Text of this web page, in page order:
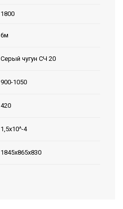
1800
6м
Серый чугун СЧ 20
900-1050
420
1,5х10^-4
1845х865х830